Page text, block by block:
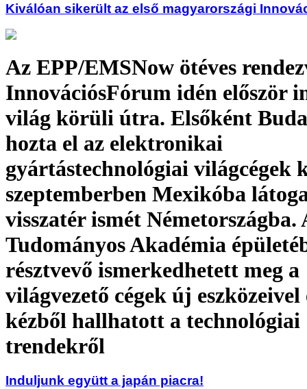
Kiválóan sikerült az első magyarországi
Az EPP/EMSNow ötéves
InnovációsFórum idén először
világ körüli útra. Elsőként
hozta el az elektronikai
gyártástechnológiai világcégek
szeptemberben Mexikóba
visszatér ismét Németországba.
Tudományos Akadémia
résztvevő ismerkedhetett meg a
világvezető cégek új eszközeivel
kézből hallhatott a technológiai
trendekről
Induljunk együtt a japán piacra!